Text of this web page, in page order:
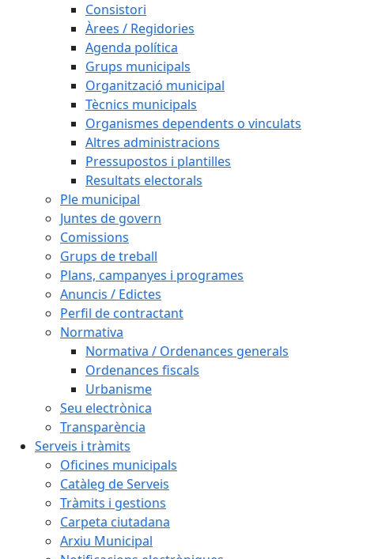
Consistori
Àrees / Regidories
Agenda política
Grups municipals
Organització municipal
Tècnics municipals
Organismes dependents o vinculats
Altres administracions
Pressupostos i plantilles
Resultats electorals
Ple municipal
Juntes de govern
Comissions
Grups de treball
Plans, campanyes i programes
Anuncis / Edictes
Perfil de contractant
Normativa
Normativa / Ordenances generals
Ordenances fiscals
Urbanisme
Seu electrònica
Transparència
Serveis i tràmits
Oficines municipals
Catàleg de Serveis
Tràmits i gestions
Carpeta ciutadana
Arxiu Municipal